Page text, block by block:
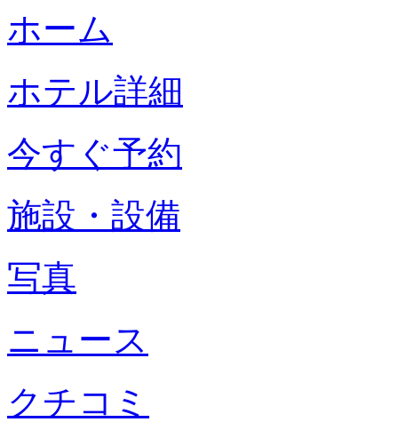
ホーム
ホテル詳細
今すぐ予約
施設・設備
写真
ニュース
クチコミ